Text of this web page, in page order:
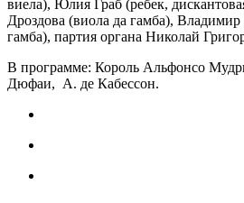
виела), Юлия Граб (ребек,
Дроздова (виола да гамба), Владимир
гамба), партия органа Николай
В программе: Король Альфонсо
Дюфаи, А. де Кабессон.